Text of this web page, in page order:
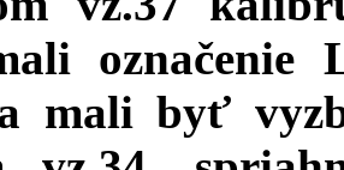
označenie
mali byť